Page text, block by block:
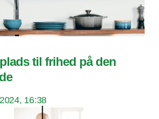
til frihed på den
16:38